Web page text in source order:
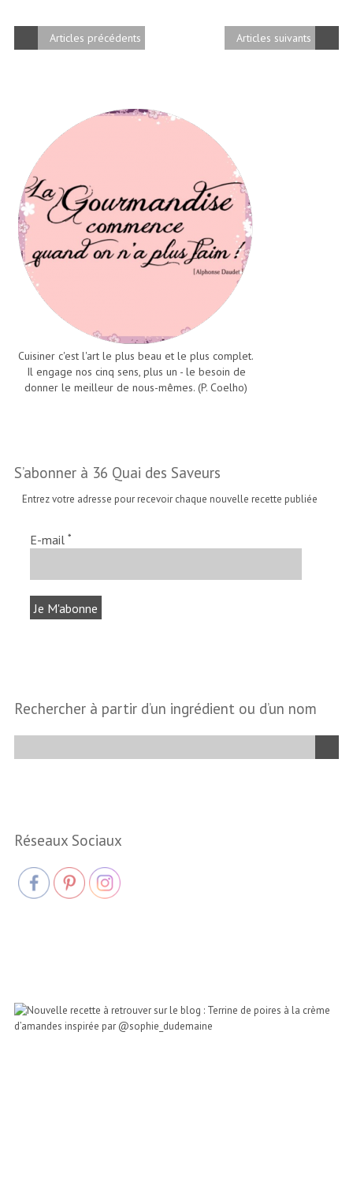
Articles suivants
Articles précédents
Cuisiner c'est l'art le plus beau et le plus complet.
Il engage nos cinq sens, plus un - le besoin de
donner le meilleur de nous-mêmes. (P. Coelho)
S’abonner à 36 Quai des Saveurs
Entrez votre adresse pour recevoir chaque nouvelle recette publiée
E-mail *
Rechercher à partir d’un ingrédient ou d’un nom
Réseaux Sociaux